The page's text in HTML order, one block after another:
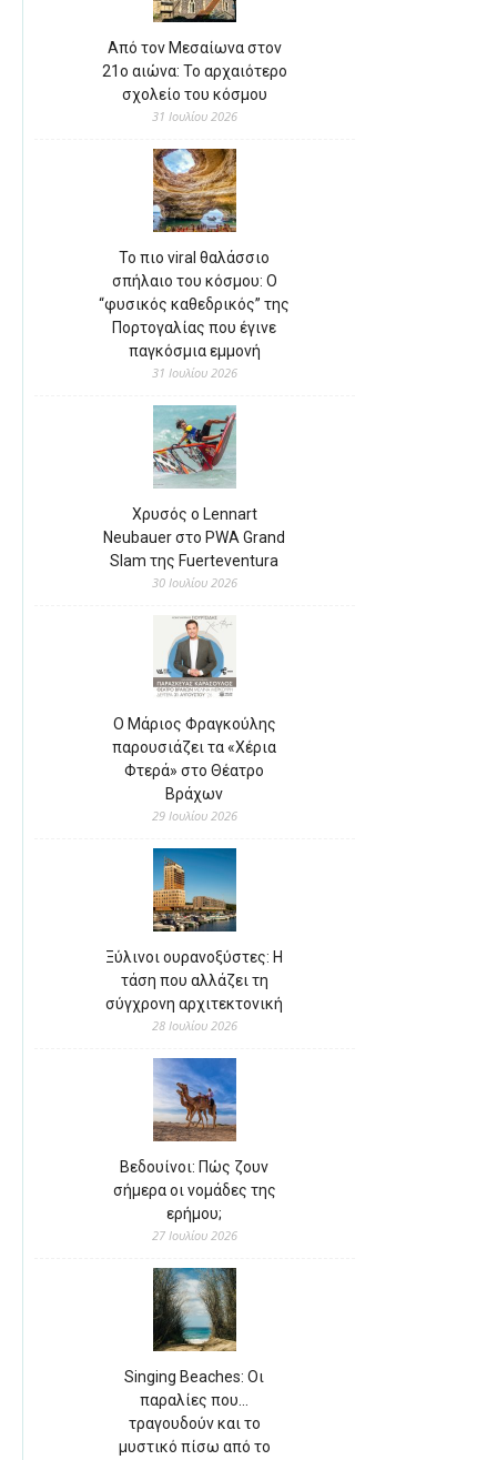
Από τον Μεσαίωνα στον
21ο αιώνα: Το αρχαιότερο
σχολείο του κόσμου
31 Ιουλίου 2026
Το πιο viral θαλάσσιο
σπήλαιο του κόσμου: Ο
“φυσικός καθεδρικός” της
Πορτογαλίας που έγινε
παγκόσμια εμμονή
31 Ιουλίου 2026
Χρυσός ο Lennart
Neubauer στο PWA Grand
Slam της Fuerteventura
30 Ιουλίου 2026
Ο Μάριος Φραγκούλης
παρουσιάζει τα «Χέρια
Φτερά» στο Θέατρο
Βράχων
29 Ιουλίου 2026
Ξύλινοι ουρανοξύστες: Η
τάση που αλλάζει τη
σύγχρονη αρχιτεκτονική
28 Ιουλίου 2026
Βεδουίνοι: Πώς ζουν
σήμερα οι νομάδες της
ερήμου;
27 Ιουλίου 2026
Singing Beaches: Οι
παραλίες που…
τραγουδούν και το
μυστικό πίσω από το